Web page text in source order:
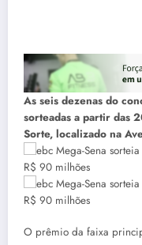
As seis dezenas do
sorteadas a partir das
Sorte, localizado na
O prêmio da faixa